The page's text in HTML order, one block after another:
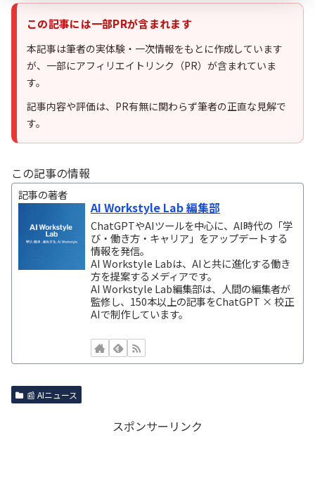
この記事には一部PRが含まれます
本記事は筆者の実体験・一次情報をもとに作成しています
が、一部にアフィリエイトリンク（PR）が含まれていま
す。
記事内容や評価は、PR有無に関わらず筆者の正直な見解で
す。
この記事の情報
記事の著者
AI Workstyle Lab 編集部
ChatGPTやAIツールを中心に、AI時代の「学
び・働き方・キャリア」をアップデートする
情報を発信。
AI Workstyle Labは、AIと共に進化する働き
方を提案するメディアです。
AI Workstyle Lab編集部は、人間の編集者が
監修し、150本以上の記事をChatGPT × 校正
AIで制作しています。
📰 AIニュース
スポンサーリンク